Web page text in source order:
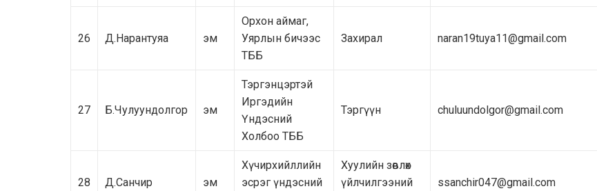
26 Д.Нарантуяа эм
Орхон аймаг,
Уярлын бичээс
ТББ
Захирал naran19tuya11@gmail.com
27 Б.Чулуундолгор эм
Тэргэнцэртэй
Иргэдийн
Үндэсний
Холбоо ТББ
Тэргүүн chuluundolgor@gmail.com
28 Д.Санчир эм
Хүчирхийллийн
эсрэг үндэсний
Хуулийн зөвлөх
үйлчилгээний
ssanchir047@gmail.com